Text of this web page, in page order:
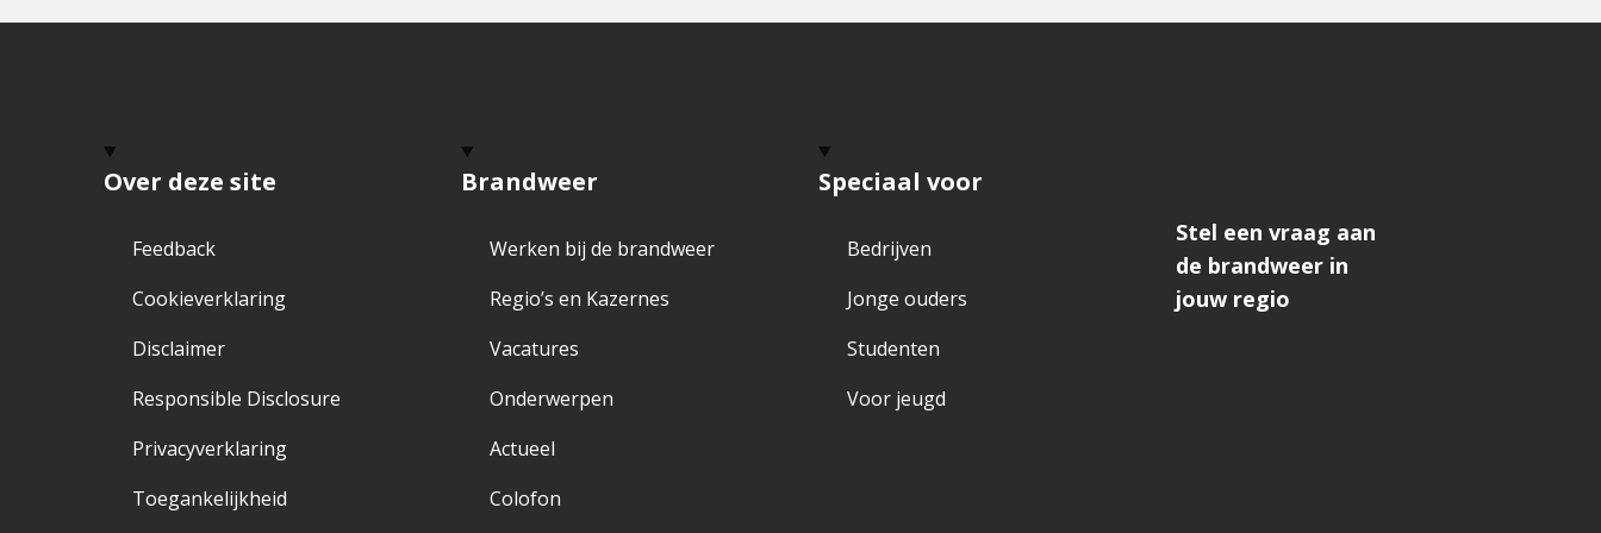
Over deze site
Feedback
Cookieverklaring
Disclaimer
Responsible Disclosure
Privacyverklaring
Toegankelijkheid
Brandweer
Werken bij de brandweer
Regio’s en Kazernes
Vacatures
Onderwerpen
Actueel
Colofon
Speciaal voor
Bedrijven
Jonge ouders
Studenten
Voor jeugd
Stel een vraag aan
de brandweer in
jouw regio